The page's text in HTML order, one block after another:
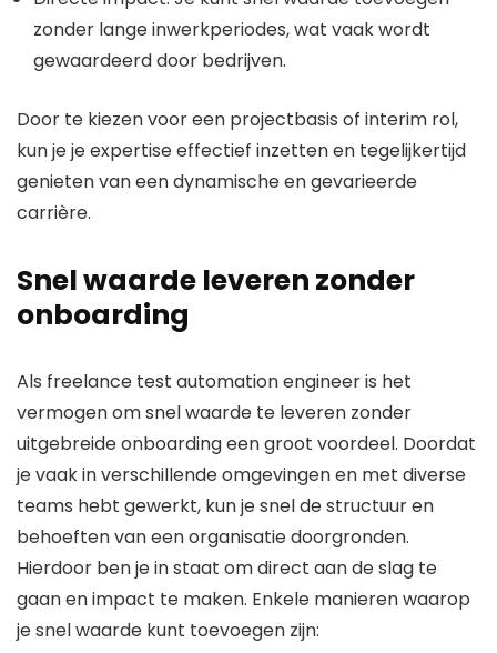
zonder lange inwerkperiodes, wat vaak wordt
gewaardeerd door bedrijven.
Door te kiezen voor een projectbasis of interim rol,
kun je je expertise effectief inzetten en tegelijkertijd
genieten van een dynamische en gevarieerde
carrière.
Snel waarde leveren zonder
onboarding
Als freelance test automation engineer is het
vermogen om snel waarde te leveren zonder
uitgebreide onboarding een groot voordeel. Doordat
je vaak in verschillende omgevingen en met diverse
teams hebt gewerkt, kun je snel de structuur en
behoeften van een organisatie doorgronden.
Hierdoor ben je in staat om direct aan de slag te
gaan en impact te maken. Enkele manieren waarop
je snel waarde kunt toevoegen zijn: